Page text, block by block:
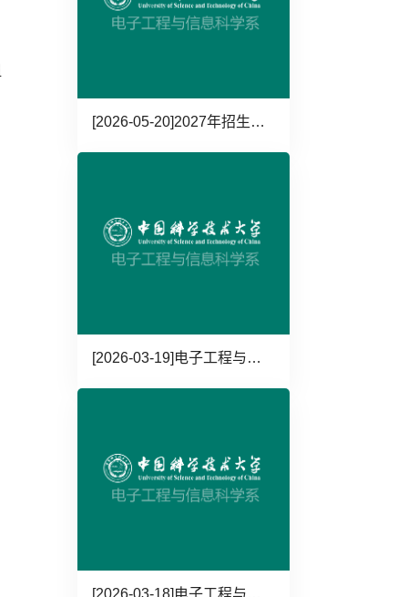
[2026-05-20]2027年招生导师
[2026-03-19] 电子工程与信息科学系2026年硕士研究生招生复试办法及复试流程
[2026-03-18] 电子工程与信息科学系科研实验室信息